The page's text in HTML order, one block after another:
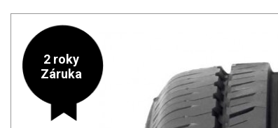
2 roky
Záruka